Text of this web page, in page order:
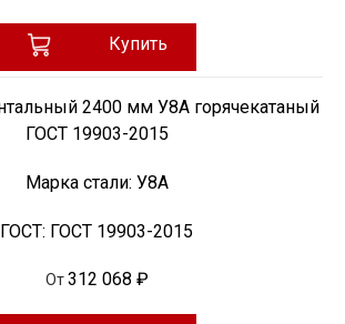
Купить
2400 мм У8А горячекатаный
ГОСТ 19903-2015
Марка стали: У8А
ГОСТ: ГОСТ 19903-2015
От 312 068 ₽